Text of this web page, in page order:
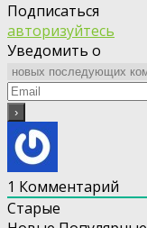
Подписаться
авторизуйтесь
Уведомить о
1 Комментарий
Старые